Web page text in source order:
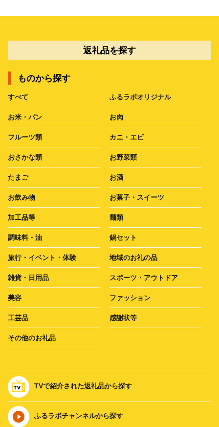
返礼品を探す
ものから探す
すべて ふるラボオリジナル
お米・パン お肉
フルーツ類 カニ・エビ
おさかな類 お野菜類
たまご お酒
お飲み物 お菓子・スイーツ
加工品等 麺類
調味料・油 鍋セット
旅行・イベント・体験 地域のお礼の品
雑貨・日用品 スポーツ・アウトドア
美容 ファッション
工芸品 感謝状等
その他のお礼品
TVで紹介された返礼品から探す
ふるラボチャンネルから探す